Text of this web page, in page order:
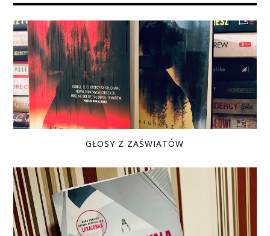
GŁOSY Z ZAŚWIATÓW